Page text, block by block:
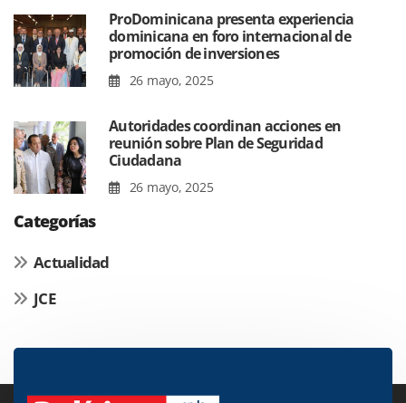
ProDominicana presenta experiencia
dominicana en foro internacional de
promoción de inversiones
26 mayo, 2025
Autoridades coordinan acciones en
reunión sobre Plan de Seguridad
Ciudadana
26 mayo, 2025
Categorías
Actualidad
JCE